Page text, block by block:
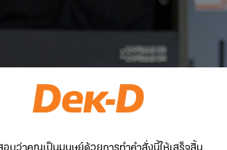
อบว่าคุณเป็นมนุษย์ด้วยการทำคำสั่งนี้ให้เสร็จสิ้น